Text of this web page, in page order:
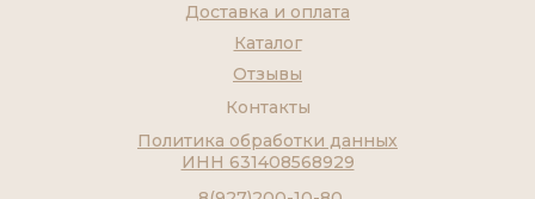
Контакты
Каталог
Доставка и оплата
Отзывы
Политика обработки данных
ИНН 631408568929